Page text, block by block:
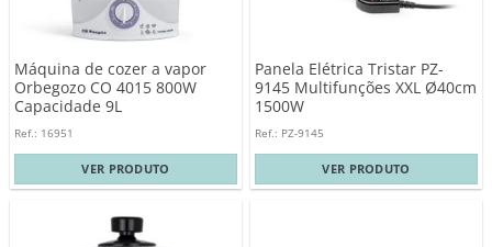
Máquina de cozer a vapor
Orbegozo CO 4015 800W
Capacidade 9L
Ref.: 16951
VER PRODUTO
Panela Elétrica Tristar PZ-
9145 Multifunções XXL Ø40cm
1500W
Ref.: PZ-9145
VER PRODUTO